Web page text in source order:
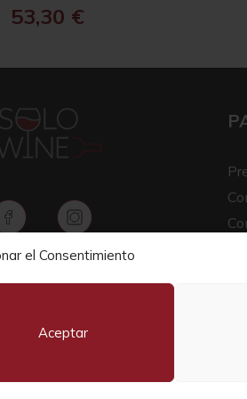
el Consentimiento
Aceptar
53,30 €